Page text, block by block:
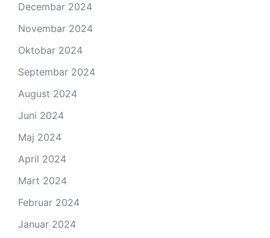
Decembar 2024
Novembar 2024
Oktobar 2024
Septembar 2024
August 2024
Juni 2024
Maj 2024
April 2024
Mart 2024
Februar 2024
Januar 2024